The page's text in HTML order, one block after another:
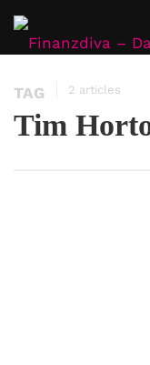
TAG 2 articles
Tim